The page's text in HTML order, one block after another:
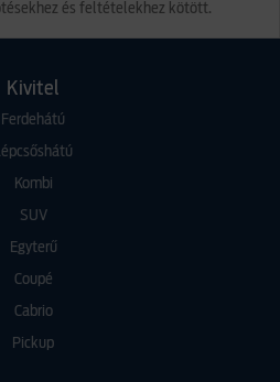
és feltételekhez kötött.
Kivitel
Ferdehátú
Kombi
SUV
Egyterű
Coupé
Cabrio
Pickup